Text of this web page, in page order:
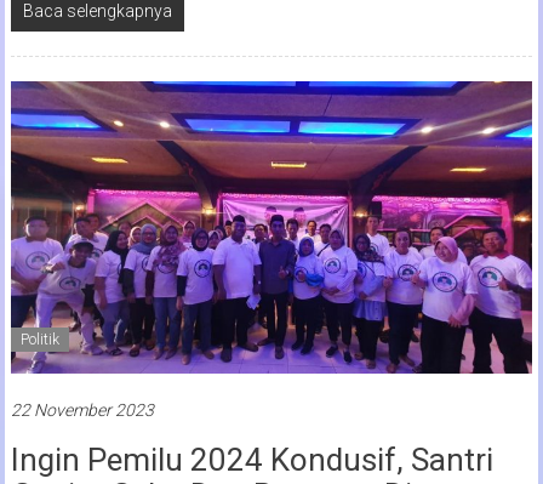
Baca selengkapnya
Politik
22 November 2023
Ingin Pemilu 2024 Kondusif, Santri